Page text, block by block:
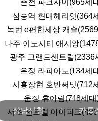
춘천 파크자이(965세
삼송역 현대헤리엇(364
녹번 e편한세상 캐슬
나주 이노시티 애시앙
광주 그랜드센트럴(2336
운정 라피아노(134세
시흥장현 호반써밋(712
운정 휴아림(748세대
서초 센트럴 아이파크
상담신청 카톡